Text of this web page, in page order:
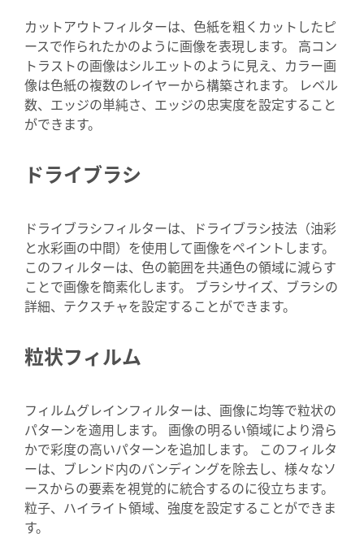
カットアウトフィルターは、色紙を粗くカットしたピ
ースで作られたかのように画像を表現します。 高コン
トラストの画像はシルエットのように見え、カラー画
像は色紙の複数のレイヤーから構築されます。 レベル
数、エッジの単純さ、エッジの忠実度を設定すること
ができます。
ドライブラシ
ドライブラシフィルターは、ドライブラシ技法（油彩
と水彩画の中間）を使用して画像をペイントします。
このフィルターは、色の範囲を共通色の領域に減らす
ことで画像を簡素化します。 ブラシサイズ、ブラシの
詳細、テクスチャを設定することができます。
粒状フィルム
フィルムグレインフィルターは、画像に均等で粒状の
パターンを適用します。 画像の明るい領域により滑ら
かで彩度の高いパターンを追加します。 このフィルタ
ーは、ブレンド内のバンディングを除去し、様々なソ
ースからの要素を視覚的に統合するのに役立ちます。
粒子、ハイライト領域、強度を設定することができま
す。